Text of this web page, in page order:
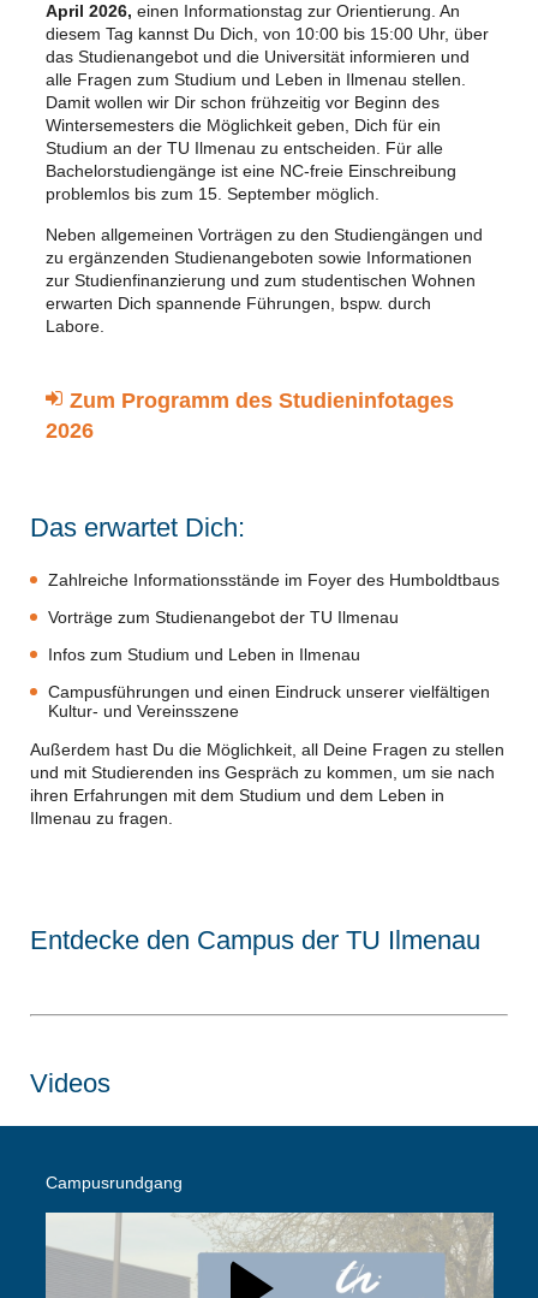
April 2026, einen Informationstag zur Orientierung. An
diesem Tag kannst Du Dich, von 10:00 bis 15:00 Uhr, über
das Studienangebot und die Universität informieren und
alle Fragen zum Studium und Leben in Ilmenau stellen.
Damit wollen wir Dir schon frühzeitig vor Beginn des
Wintersemesters die Möglichkeit geben, Dich für ein
Studium an der TU Ilmenau zu entscheiden. Für alle
Bachelorstudiengänge ist eine NC-freie Einschreibung
problemlos bis zum 15. September möglich.
Neben allgemeinen Vorträgen zu den Studiengängen und
zu ergänzenden Studienangeboten sowie Informationen
zur Studienfinanzierung und zum studentischen Wohnen
erwarten Dich spannende Führungen, bspw. durch
Labore.
Zum Programm des Studieninfotages
2026
Das erwartet Dich:
Zahlreiche Informationsstände im Foyer des Humboldtbaus
Vorträge zum Studienangebot der TU Ilmenau
Infos zum Studium und Leben in Ilmenau
Campusführungen und einen Eindruck unserer vielfältigen
Kultur- und Vereinsszene
Außerdem hast Du die Möglichkeit, all Deine Fragen zu stellen
und mit Studierenden ins Gespräch zu kommen, um sie nach
ihren Erfahrungen mit dem Studium und dem Leben in
Ilmenau zu fragen.
Entdecke den Campus der TU Ilmenau
Videos
Campusrundgang